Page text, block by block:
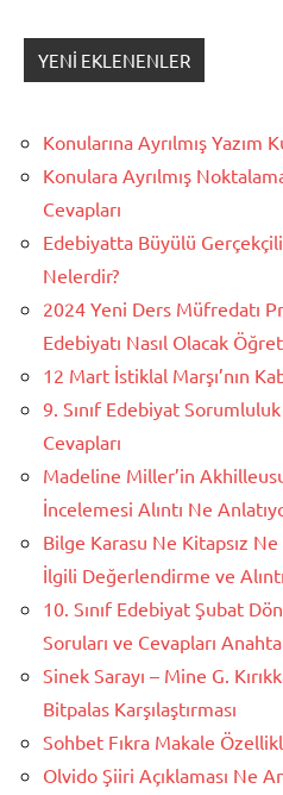
YENI EKLENENLER
Konularına Ayrılmış Yazım
Konulara Ayrılmış
Cevapları
Edebiyatta Büyülü
Nelerdir?
2024 Yeni Ders Müfredatı
Edebiyatı Nasıl Olacak
12 Mart İstiklal Marşı’nın
9. Sınıf Edebiyat Sorumluluk
Cevapları
Madeline Miller’in
İncelemesi Alıntı Ne
Bilge Karasu Ne Kitapsız
İlgili Değerlendirme ve
10. Sınıf Edebiyat Şubat
Soruları ve Cevapları
Sinek Sarayı – Mine G.
Bitpalas Karşılaştırması
Sohbet Fıkra Makale
Olvido Şiiri Açıklaması Ne